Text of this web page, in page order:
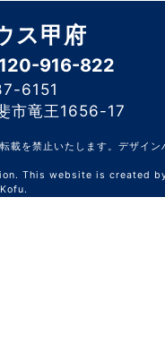
ス甲府
916-822
6151
市竜王1656-17
載を禁止いたします。デザイン
This website is created